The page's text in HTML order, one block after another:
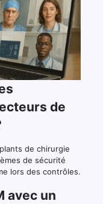
de
de chirurgie
de sécurité
lors des contrôles.
avec un